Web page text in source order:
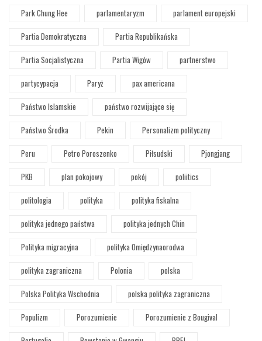
Park Chung Hee
parlamentaryzm
parlament europejski
Partia Demokratyczna
Partia Republikańska
Partia Socjalistyczna
Partia Wigów
partnerstwo
partycypacja
Paryż
pax americana
Państwo Islamskie
państwo rozwijające się
Państwo Środka
Pekin
Personalizm polityczny
Peru
Petro Poroszenko Piłsudski
Pjongjang
PKB
plan pokojowy pokój
poliitics
politologia
polityka
polityka fiskalna
polityka jednego państwa
polityka jednych Chin
Polityka migracyjna
polityka Omiędzynaorodwa
polityka zagraniczna
Polonia
polska
Polska Polityka Wschodnia
polska polityka zagraniczna
Populizm
Porozumienie
Porozumienie z Bougival